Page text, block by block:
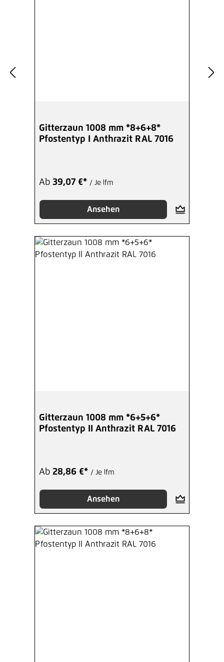
Gitterzaun 1008 mm *8+6+8*
Pfostentyp I Anthrazit RAL 7016
Ab 39,07 €* / Je lfm
Ansehen
Gitterzaun 1008 mm *6+5+6*
Pfostentyp II Anthrazit RAL 7016
Ab 28,86 €* / Je lfm
Ansehen